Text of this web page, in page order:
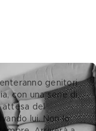
genitori
con una serie di
attesa del
lui. Non lo